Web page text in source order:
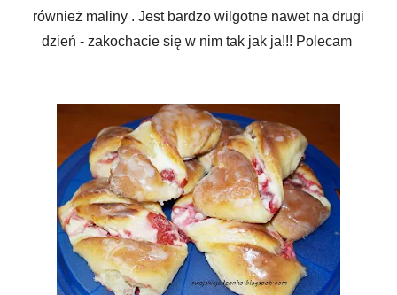
również maliny . Jest bardzo wilgotne nawet na drugi
dzień - zakochacie się w nim tak jak ja!!! Polecam